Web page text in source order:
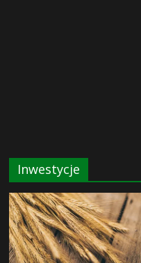
Inwestycje